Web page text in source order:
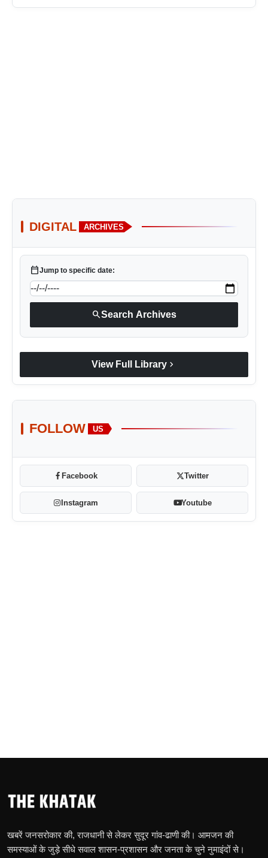
DIGITAL ARCHIVES
calendar_todayJump to specific date:
searchSearch Archives
View Full Library chevron_right
FOLLOW US
Facebook Twitter
Instagram Youtube
खबरें जनसरोकार की, राजधानी से लेकर सुदूर गांव-ढाणी की। आमजन की
समस्याओं के जुड़े सीधे सवाल शासन-प्रशासन और जनता के चुने नुमाइंदों से।